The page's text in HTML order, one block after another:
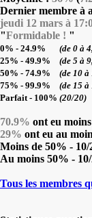
Dernier membre à
jeudi 12 mars à
"Formidable ! "
0% - 24.9% (de 0 à
25% - 49.9% (de 5 à
50% - 74.9% (de 10 à
75% - 99.9% (de 15 à
Parfait - 100% (20/20)
70.9% ont eu
29% ont eu au
Moins de 50% - 10/
Au moins 50% -
Tous les membres